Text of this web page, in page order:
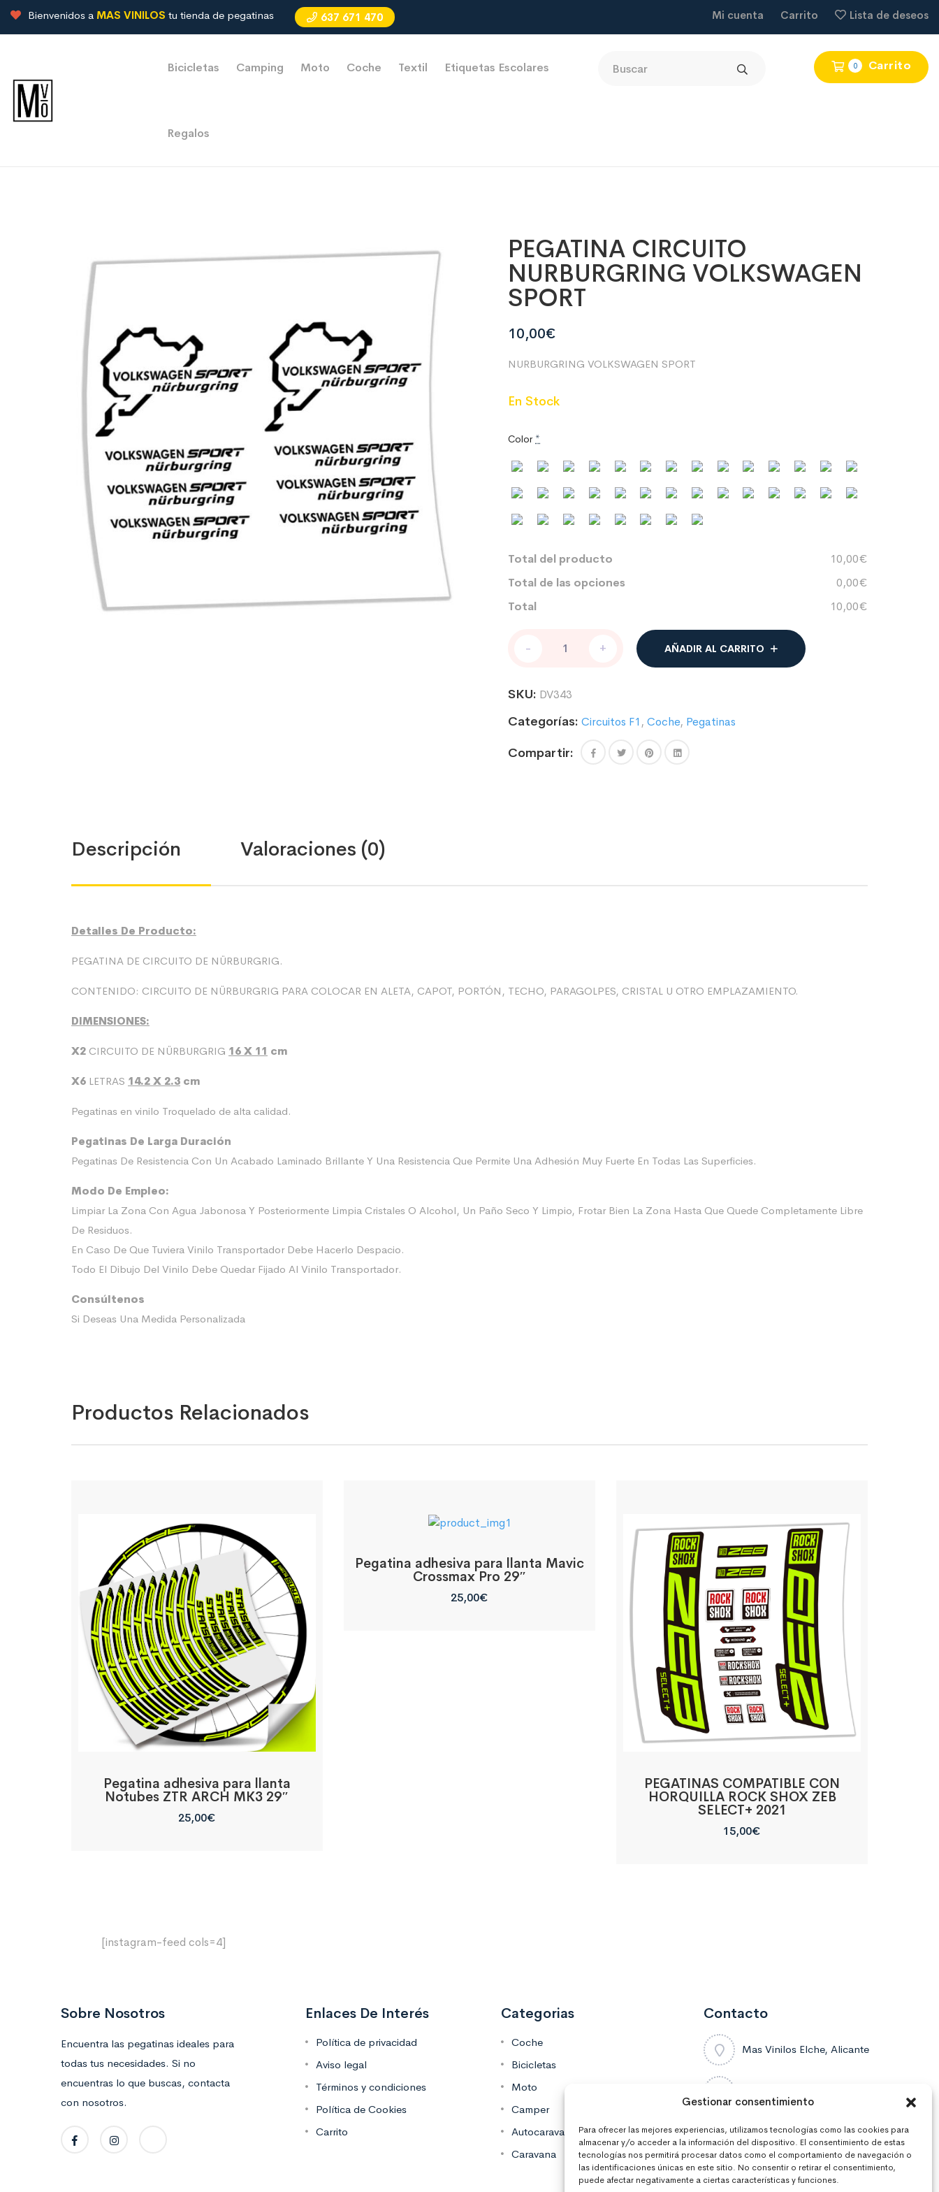
Gestionar consentimiento
Para ofrecer las mejores experiencias, utilizamos tecnologías como las cookies para
almacenar y/o acceder a la información del dispositivo. El consentimiento de estas
tecnologías nos permitirá procesar datos como el comportamiento de navegación o
las identificaciones únicas en este sitio. No consentir o retirar el consentimiento,
puede afectar negativamente a ciertas características y funciones.
Bienvenidos a MAS VINILOS tu tienda de pegatinas 637 671 470 Mi cuenta Carrito Lista de deseos
0 Carrito
Bicicletas Camping Moto Coche Textil Etiquetas Escolares
Regalos
PEGATINA CIRCUITO
NURBURGRING VOLKSWAGEN
SPORT
10,00€
NURBURGRING VOLKSWAGEN SPORT
En Stock
Color *
Total del producto
10,00€
Total de las opciones
0,00€
Total
10,00€
CIRCUITO
SPORT
- + AÑADIR AL CARRITO
SKU: DV343
Categorías: Circuitos F1 , Coche, Pegatinas
Compartir:
Descripción Valoraciones (0)
Detalles De Producto:
PEGATINA DE CIRCUITO DE NÜRBURGRIG.
CONTENIDO: CIRCUITO DE NÜRBURGRIG PARA COLOCAR EN ALETA, CAPOT, PORTÓN, TECHO, PARAGOLPES, CRISTAL U OTRO EMPLAZAMIENTO.
DIMENSIONES:
X2 CIRCUITO DE NÜRBURGRIG 16 X 11 cm
X6 LETRAS 14.2 X 2.3 cm
Pegatinas en vinilo Troquelado de alta calidad.
Pegatinas De Larga Duración
Pegatinas De Resistencia Con Un Acabado Laminado Brillante Y Una Resistencia Que Permite Una Adhesión Muy Fuerte En Todas Las Superficies.
Modo De Empleo:
Limpiar La Zona Con Agua Jabonosa Y Posteriormente Limpia Cristales O Alcohol, Un Paño Seco Y Limpio, Frotar Bien La Zona Hasta Que Quede Completamente Libre
De Residuos.
En Caso De Que Tuviera Vinilo Transportador Debe Hacerlo Despacio.
Todo El Dibujo Del Vinilo Debe Quedar Fijado Al Vinilo Transportador.
Consúltenos
Si Deseas Una Medida Personalizada
Productos Relacionados
Pegatina adhesiva para llanta
Notubes ZTR ARCH MK3 29″
25,00€
Pegatina adhesiva para llanta Mavic
Crossmax Pro 29″
25,00€
PEGATINAS COMPATIBLE CON
HORQUILLA ROCK SHOX ZEB
SELECT+ 2021
15,00€
[instagram-feed cols=4]
Sobre Nosotros
Encuentra las pegatinas ideales para
todas tus necesidades. Si no
encuentras lo que buscas, contacta
con nosotros.
Enlaces De Interés
Política de privacidad
Aviso legal
Términos y condiciones
Política de Cookies
Carrito
Categorias
Coche
Bicicletas
Moto
Camper
Autocaravana
Caravana
Contacto
Mas Vinilos Elche, Alicante
info@masvinilos.es